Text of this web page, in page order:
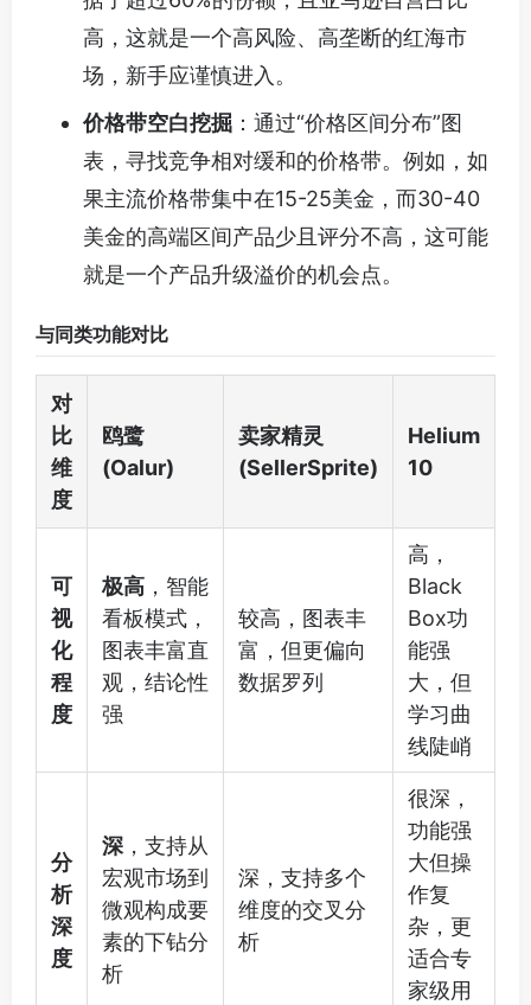
高，这就是一个高风险、高垄断的红海市
场，新手应谨慎进入。
价格带空白挖掘 ：通过“价格区间分布”图
表，寻找竞争相对缓和的价格带。例如，如
果主流价格带集中在15-25美金，而30-40
美金的高端区间产品少且评分不高，这可能
就是一个产品升级溢价的机会点。
与同类功能对比
对
比
维
度
鸥鹭
(Oalur)
卖家精灵
(SellerSprite)
Helium
10
可
视
化
程
度
极高 ，智能
看板模式，
图表丰富直
观，结论性
强
较高，图表丰
富，但更偏向
数据罗列
高，
Black
Box功
能强
大，但
学习曲
线陡峭
分
析
深
度
深 ，支持从
宏观市场到
微观构成要
素的下钻分
析
深，支持多个
维度的交叉分
析
很深，
功能强
大但操
作复
杂，更
适合专
家级用